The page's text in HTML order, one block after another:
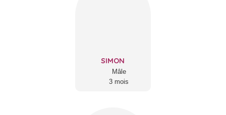
SIMON
Mâle
3 mois